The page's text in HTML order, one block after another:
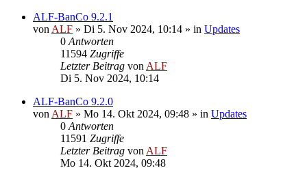
ALF-BanCo 9.2.1
von ALF » Di 5. Nov 2024, 10:14 » in Updates
0 Antworten
11594 Zugriffe
Letzter Beitrag von ALF
Di 5. Nov 2024, 10:14
ALF-BanCo 9.2.0
von ALF » Mo 14. Okt 2024, 09:48 » in Updates
0 Antworten
11591 Zugriffe
Letzter Beitrag von ALF
Mo 14. Okt 2024, 09:48